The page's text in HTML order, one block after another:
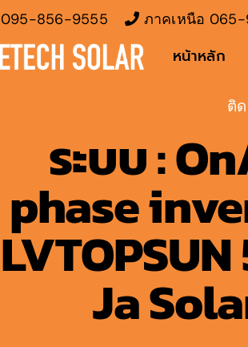
095-856-9555 ภาคเหนือ 065-
หน้าหลัก
ติ
ระบบ :
phase
Ja